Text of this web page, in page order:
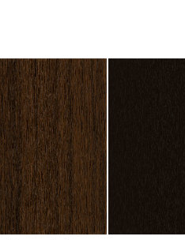
HOPPE Atlanta – braun